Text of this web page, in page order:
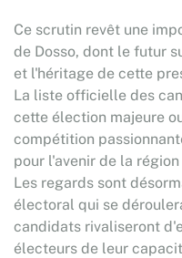
Ce scrutin revêt une
de Dosso, dont le futur
et l'héritage de cette
La liste officielle des
cette élection majeure
compétition
pour l'avenir de la région
Les regards sont
électoral qui se
candidats rivaliseront
électeurs de leur